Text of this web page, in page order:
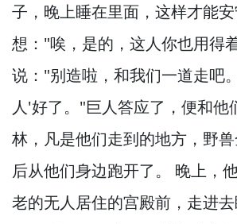
子， 晚上睡在里面， 这样才能安
想："唉， 是的， 这人你也用得着
说："别造啦， 和我们一道走吧。
人'好了。 "巨人答应了， 便和他
林， 凡是他们走到的地方， 野
后从他们身边跑开了。
晚上，
老的无人居住的宫殿前， 走进